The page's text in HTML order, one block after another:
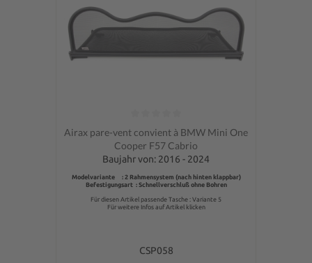
Note moyenne de 0 sur 5 étoiles
Airax pare-vent convient à BMW Mini One
Cooper F57 Cabrio
Baujahr von: 2016 - 2024
Modelvariante : 2 Rahmensystem (nach hinten klappbar)
Befestigungsart : Schnellverschluß ohne Bohren
Für diesen Artikel passende Tasche : Variante 5
Für weitere Infos auf Artikel klicken
CSP058